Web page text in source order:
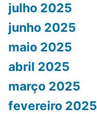
julho 2025
junho 2025
maio 2025
abril 2025
março 2025
fevereiro 2025